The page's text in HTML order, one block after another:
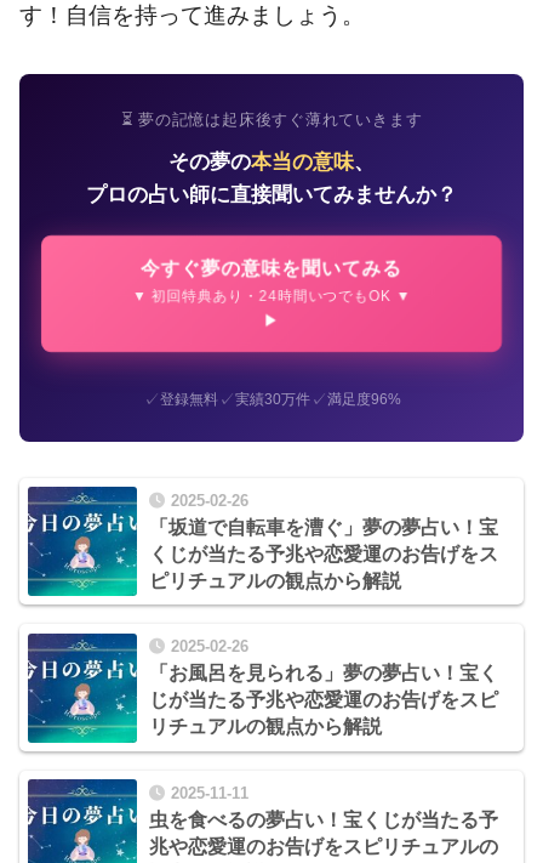
す！自信を持って進みましょう。
⏳ 夢の記憶は起床後すぐ薄れていきます
その夢の本当の意味、
プロの占い師に直接聞いてみませんか？
今すぐ夢の意味を聞いてみる
▼ 初回特典あり・24時間いつでもOK ▼
✓登録無料✓実績30万件✓満足度96%
2025-02-26
「坂道で自転車を漕ぐ」夢の夢占い！宝
くじが当たる予兆や恋愛運のお告げをス
ピリチュアルの観点から解説
2025-02-26
「お風呂を見られる」夢の夢占い！宝く
じが当たる予兆や恋愛運のお告げをスピ
リチュアルの観点から解説
2025-11-11
虫を食べるの夢占い！宝くじが当たる予
兆や恋愛運のお告げをスピリチュアルの